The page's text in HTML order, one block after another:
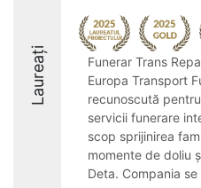
Laureați
Funerar Trans
Europa Transport
recunoscută
servicii funerare
scop sprijinirea
momente de doliu
Deta. Compania